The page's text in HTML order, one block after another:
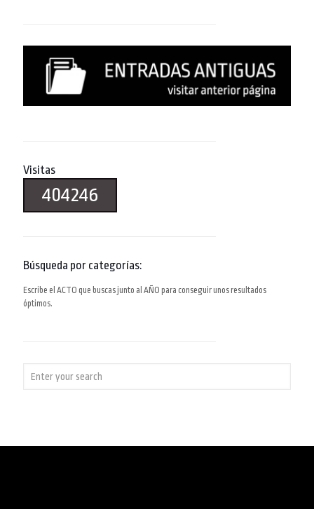
Visitas
404246
Búsqueda por categorías:
Escribe el ACTO que buscas junto al AÑO para conseguir unos resultados
óptimos.